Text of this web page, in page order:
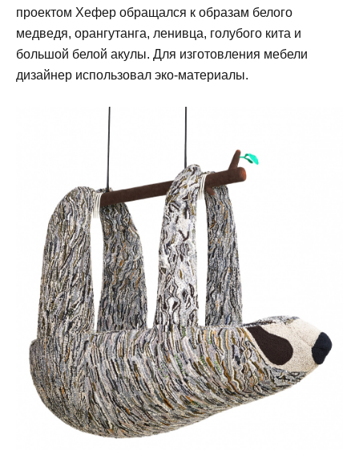
проектом Хефер обращался к образам белого
медведя, орангутанга, ленивца, голубого кита и
большой белой акулы. Для изготовления мебели
дизайнер использовал эко-материалы.